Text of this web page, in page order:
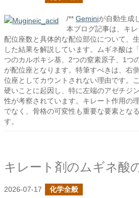
/** Geminiが自動生成
本ブログ記事は、キ
配位座数と具体的な配位部位について、
した結果を解説しています。ムギネ酸は
つのカルボキシ基、2つの窒素原子、1つ
が配位座となります。特筆すべきは、右
位座としてカウントされない理由です。
硬いことに起因し、特に左端のアゼチジ
性が考察されています。キレート作用の
でなく、骨格の可変性も重要な要素とな
す。
キレート剤のムギネ酸
2026-07-17 化学全般